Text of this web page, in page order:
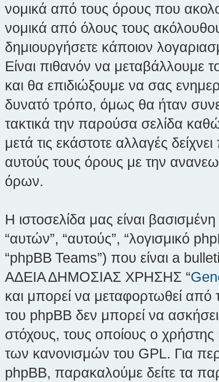
νομικά από τους όρους που
νομικά από όλους τους
δημιουργήσετε κάποιον
Είναι πιθανόν να μεταβάλλουμε
και θα επιδιώξουμε να σας
δυνατό τρόπο, όμως θα ήταν
τακτικά την παρούσα σελίδα
μετά τις εκάστοτε αλλαγές
αυτούς τους όρους με την
όρων.
Η ιστοσελίδα μας είναι
“αυτών”, “αυτούς”, “λογισμικό
“phpBB Teams”) που είναι a
ΑΔΕΙΑ ΔΗΜΟΣΙΑΣ ΧΡΗΣΗΣ “
και μπορεί να μεταφορτωθεί από
του phpBB δεν μπορεί να
στόχους, τους οποίους ο
των κανονισμών του GPL. Για
phpBB, παρακαλούμε δείτε τα